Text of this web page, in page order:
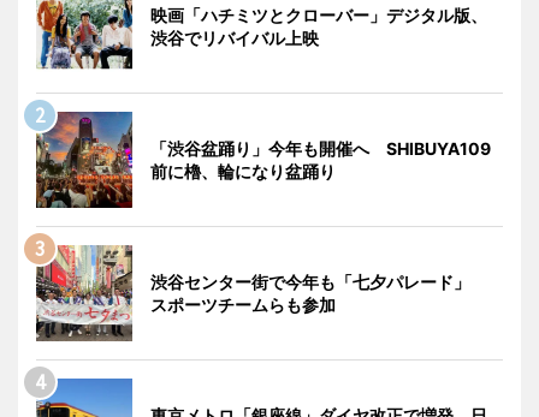
映画「ハチミツとクローバー」デジタル版、
渋谷でリバイバル上映
「渋谷盆踊り」今年も開催へ SHIBUYA109
前に櫓、輪になり盆踊り
渋谷センター街で今年も「七夕パレード」
スポーツチームらも参加